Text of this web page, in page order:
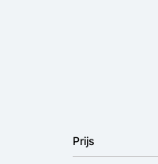
Prijs